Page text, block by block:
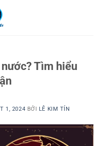
Tìm hiểu
1, 2024 BỞI LÊ KIM TÍN